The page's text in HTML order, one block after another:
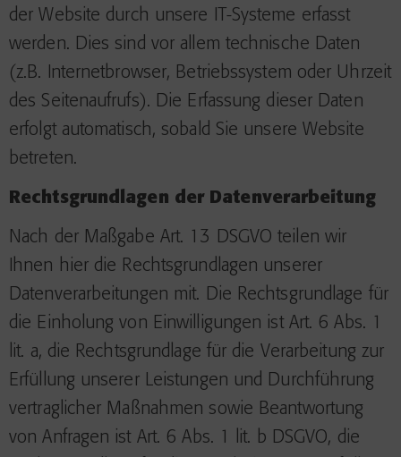
der Website durch unsere IT-Systeme erfasst
werden. Dies sind vor allem technische Daten
(z.B. Internetbrowser, Betriebssystem oder Uhrzeit
des Seitenaufrufs). Die Erfassung dieser Daten
erfolgt automatisch, sobald Sie unsere Website
betreten.
Rechtsgrundlagen der Datenverarbeitung
Nach der Maßgabe Art. 13 DSGVO teilen wir
Ihnen hier die Rechtsgrundlagen unserer
Datenverarbeitungen mit. Die Rechtsgrundlage für
die Einholung von Einwilligungen ist Art. 6 Abs. 1
lit. a, die Rechtsgrundlage für die Verarbeitung zur
Erfüllung unserer Leistungen und Durchführung
vertraglicher Maßnahmen sowie Beantwortung
von Anfragen ist Art. 6 Abs. 1 lit. b DSGVO, die